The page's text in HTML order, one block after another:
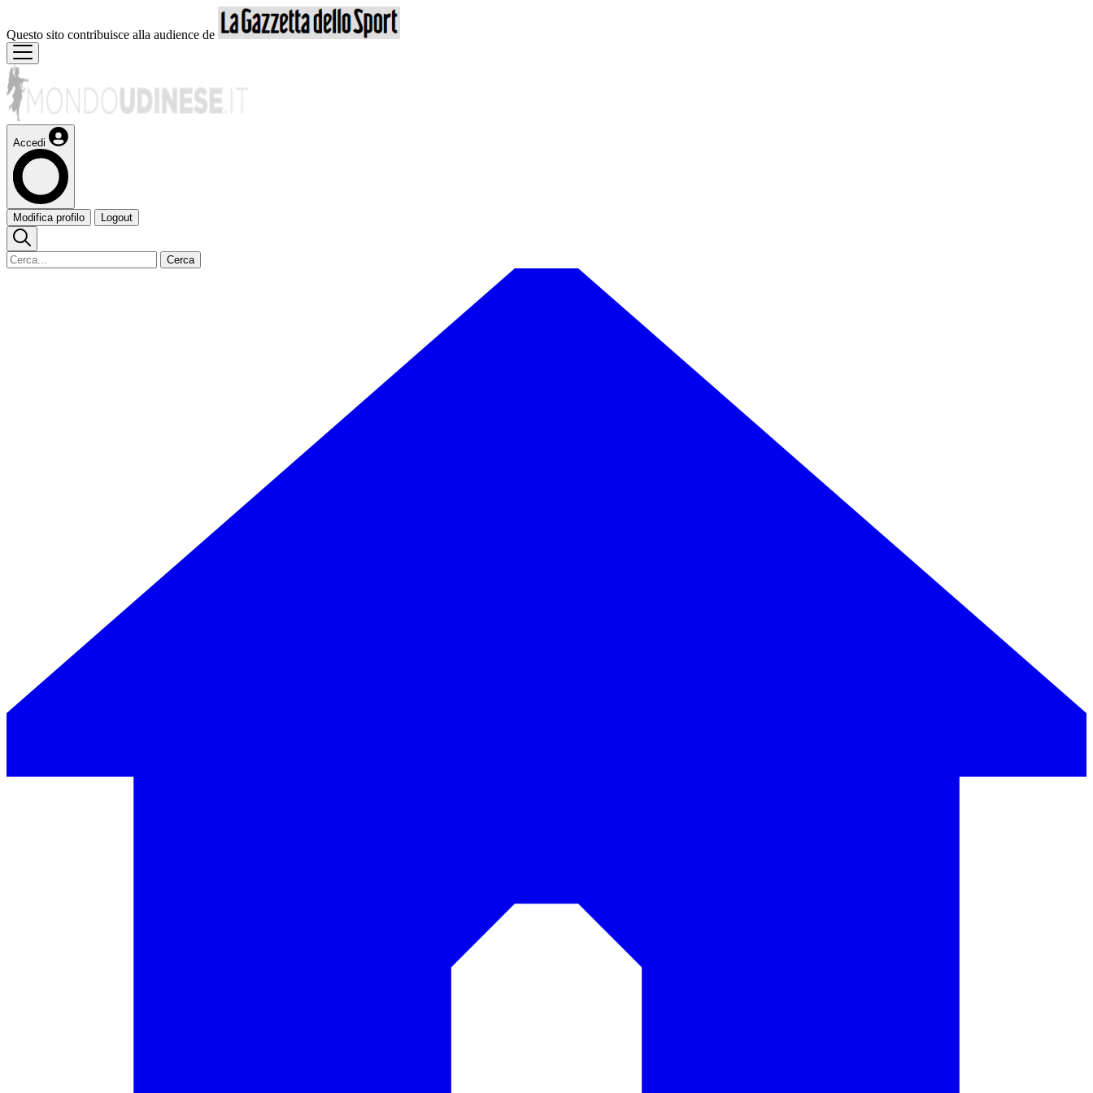
Questo sito contribuisce alla audience de
Accedi
Modifica profilo Logout
Cerca